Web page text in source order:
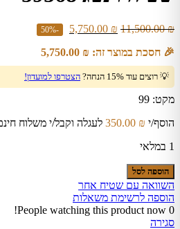
11,500.00₪
5,750.00 ₪
-50%
🎉 חסכת במוצר זה: 5,750.00 ₪
💡 רוצים עוד 15% הנחה? הצטרפו למועדון!
מקט: 99
הוסף/י
350.00 ₪
לעגלה וקבל/י משלוח
1 במלאי
כמות
של
שטיח
וינטג
59568
הוספה לסל
השוואה עם שטיח אחר
הוספה לרשימת משאלות
0
People watching this product now!
סגירה